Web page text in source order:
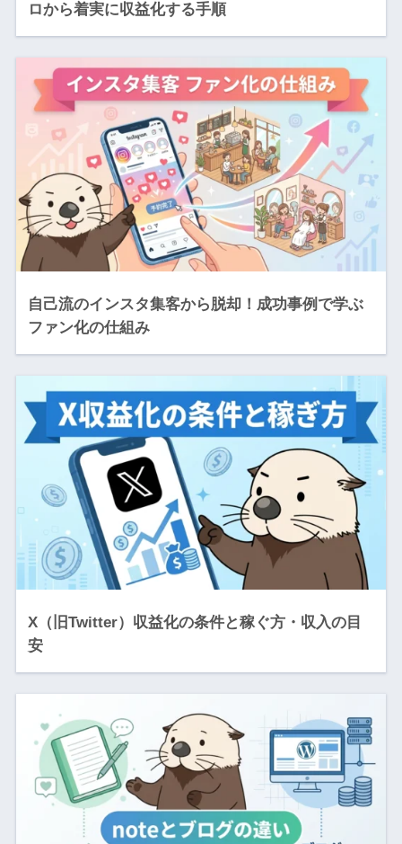
ロから着実に収益化する手順
自己流のインスタ集客から脱却！成功事例で学ぶ
ファン化の仕組み
X（旧Twitter）収益化の条件と稼ぐ方・収入の目
安